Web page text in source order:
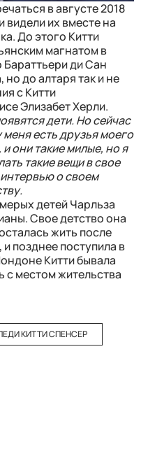
в августе 2018
видели их вместе на
До этого Китти
магнатом в
ди Сан
до алтаря так и не
с Китти
Элизабет Херли.
дети. Но сейчас
есть друзья моего
они такие милые, но я
такие вещи в свое
о своем
детей Чарльза
Свое детство она
жить после
позднее поступила в
Китти бывала
с местом жительства
КИТТИ СПЕНСЕР